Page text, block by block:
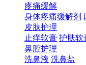
疼痛缓解
身体疼痛缓解剂
皮肤护理
止痒软膏 护肤软
鼻腔护理
洗鼻液 洗鼻盐